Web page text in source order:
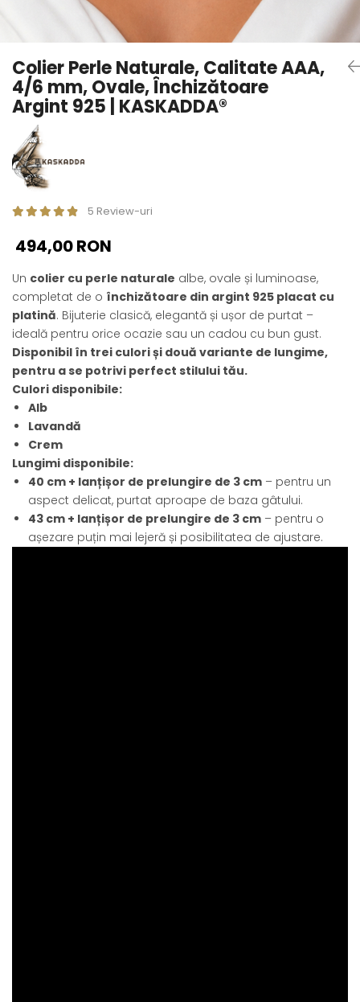
Seturi Perle cu Argint
Brățări cu Perle
Pandantive cu Perle
Brose cu Perle
Colier Perle Naturale, Calitate AAA,
4/6 mm, Ovale, Închizătoare
Argint 925 | KASKADDA®
5 Review-uri
494,00 RON
Un colier cu perle naturale albe, ovale și luminoase,
completat de o închizătoare din argint 925 placat cu
platină. Bijuterie clasică, elegantă și ușor de purtat –
ideală pentru orice ocazie sau un cadou cu bun gust.
Disponibil în trei culori și două variante de lungime,
pentru a se potrivi perfect stilului tău.
Culori disponibile:
Alb
Lavandă
Crem
Lungimi disponibile:
40 cm + lanțișor de prelungire de 3 cm – pentru un
aspect delicat, purtat aproape de baza gâtului.
43 cm + lanțișor de prelungire de 3 cm – pentru o
așezare puțin mai lejeră și posibilitatea de ajustare.